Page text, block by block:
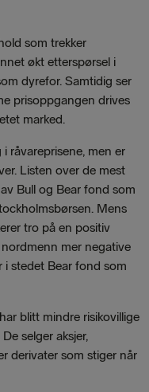
som trekker
økt etterspørsel i
dyrefor. Samtidig ser
prisoppgangen drives
marked.
råvareprisene, men er
Listen over de mest
Bull og Bear fond som
Mens
tro på en positiv
mer negative
i stedet Bear fond som
blitt mindre risikovillige
selger aksjer,
derivater som stiger når